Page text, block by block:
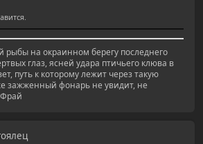
рыбы на окраинном берегу последнего
глаз, ясней удара птичьего клюва в
путь к которому лежит через такую
зажженный фонарь не увидит, не